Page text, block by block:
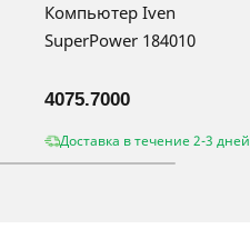
Компьютер Iven
SuperPower 184010
4075.7000
Доставка в течение 2-3 дней